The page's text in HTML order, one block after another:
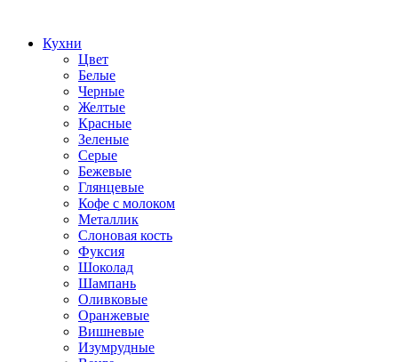
Кухни
Цвет
Белые
Черные
Желтые
Красные
Зеленые
Серые
Бежевые
Глянцевые
Кофе с молоком
Металлик
Слоновая кость
Фуксия
Шоколад
Шампань
Оливковые
Оранжевые
Вишневые
Изумрудные